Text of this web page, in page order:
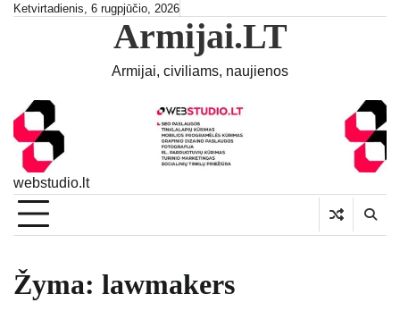
SkipKetvirtadienis, 6 rugpjūčio, 2026
Armijai.LT
Armijai, civiliams, naujienos
webstudio.lt
Žyma: lawmakers